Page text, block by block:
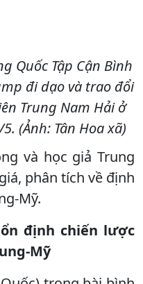
Quốc Tập Cận Bình
đi dạo và trao đổi
Trung Nam Hải ở
(Ảnh: Tân Hoa xã)
và học giả Trung
phân tích về định
Mỹ.
định chiến lược
Mỹ